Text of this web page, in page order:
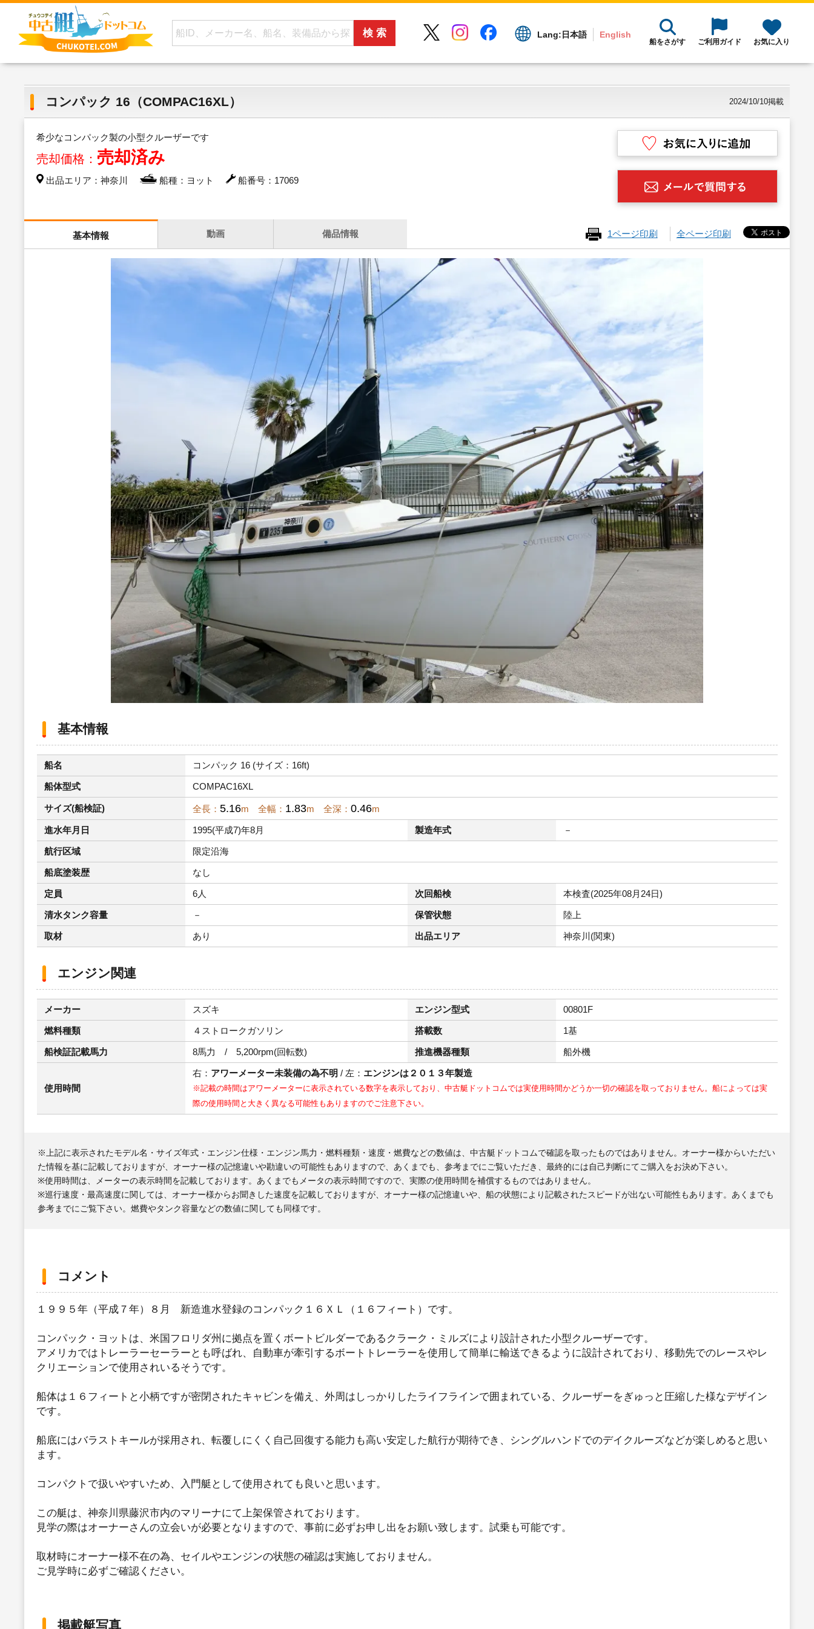
Lang: 日本語 English
船をさがす ご利用ガイド お気に入り
コンパック 16（COMPAC16XL） 2024/10/10掲載
希少なコンパック製の小型クルーザーです
売却価格： 売却済み
出品エリア：神奈川 船種：ヨット 船番号：17069
基本情報 動画 備品情報 1ページ印刷 全ページ印刷
基本情報
船名 コンパック 16 (サイズ：16ft)
船体型式 COMPAC16XL
サイズ(船検証) 全長： 5.16m 全幅： 1.83m 全深： 0.46m
進水年月日 1995(平成7)年8月 製造年式 －
航行区域 限定沿海
船底塗装歴 なし
定員 6人 次回船検 本検査(2025年08月24日)
清水タンク容量 － 保管状態 陸上
取材 あり 出品エリア 神奈川(関東)
エンジン関連
メーカー スズキ エンジン型式 00801F
燃料種類 ４ストロークガソリン 搭載数 1基
船検証記載馬力 8馬力 / 5,200rpm(回転数) 推進機器種類 船外機
使用時間
右： アワーメーター未装備の為不明 / 左： エンジンは２０１３年製造
※記載の時間はアワーメーターに表示されている数字を表示しており、中古艇ドットコムでは実使用時間かどうか一切の確認を取っておりません。船によっては実
際の使用時間と大きく異なる可能性もありますのでご注意下さい。
※上記に表示されたモデル名・サイズ年式・エンジン仕様・エンジン馬力・燃料種類・速度・燃費などの数値は、中古艇ドットコムで確認を取ったものではありません。オーナー様からいただい
た情報を基に記載しておりますが、オーナー様の記憶違いや勘違いの可能性もありますので、あくまでも、参考までにご覧いただき、最終的には自己判断にてご購入をお決め下さい。
※使用時間は、メーターの表示時間を記載しております。あくまでもメータの表示時間ですので、実際の使用時間を補償するものではありません。
※巡行速度・最高速度に関しては、オーナー様からお聞きした速度を記載しておりますが、オーナー様の記憶違いや、船の状態により記載されたスピードが出ない可能性もあります。あくまでも
参考までにご覧下さい。燃費やタンク容量などの数値に関しても同様です。
コメント
１９９５年（平成７年）８月 新造進水登録のコンパック１６ＸＬ（１６フィート）です。
コンパック・ヨットは、米国フロリダ州に拠点を置くボートビルダーであるクラーク・ミルズにより設計された小型クルーザーです。
アメリカではトレーラーセーラーとも呼ばれ、自動車が牽引するボートトレーラーを使用して簡単に輸送できるように設計されており、移動先でのレースやレ
クリエーションで使用されいるそうです。
船体は１６フィートと小柄ですが密閉されたキャビンを備え、外周はしっかりしたライフラインで囲まれている、クルーザーをぎゅっと圧縮した様なデザイン
です。
船底にはバラストキールが採用され、転覆しにくく自己回復する能力も高い安定した航行が期待でき、シングルハンドでのデイクルーズなどが楽しめると思い
ます。
コンパクトで扱いやすいため、入門艇として使用されても良いと思います。
この艇は、神奈川県藤沢市内のマリーナにて上架保管されております。
見学の際はオーナーさんの立会いが必要となりますので、事前に必ずお申し出をお願い致します。試乗も可能です。
取材時にオーナー様不在の為、セイルやエンジンの状態の確認は実施しておりません。
ご見学時に必ずご確認ください。
掲載艇写真